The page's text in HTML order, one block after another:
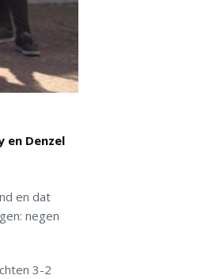
en Denzel
en dat
negen
3-2